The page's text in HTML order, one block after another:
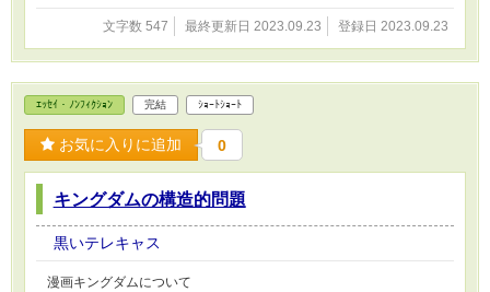
文字数 547 最終更新日 2023.09.23 登録日 2023.09.23
ｴｯｾｲ・ﾉﾝﾌｨｸｼｮﾝ 完結 ｼｮｰﾄｼｮｰﾄ
お気に入りに追加 0
キングダムの構造的問題
黒いテレキャス
漫画キングダムについて